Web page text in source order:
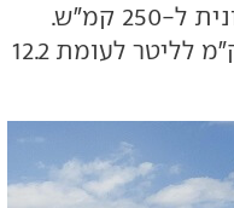
והמהירות המקסימלית מוגבלת אלקטרונית ל-250 קמ"ש.
צריכת הדלק המשולבת עומדת על 11.9 ק"מ לליטר לעומת 12.2